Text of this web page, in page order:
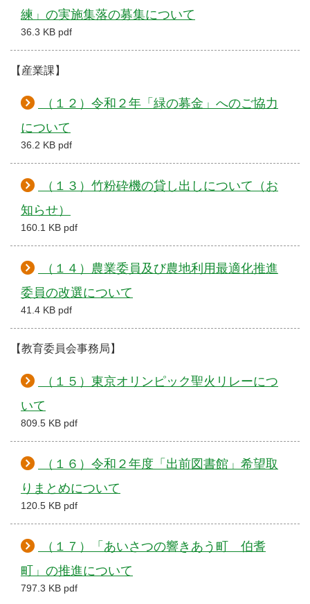
練」の実施集落の募集について
36.3 KB pdf
【産業課】
（１２）令和２年「緑の募金」へのご協力
について
36.2 KB pdf
（１３）竹粉砕機の貸し出しについて（お
知らせ）
160.1 KB pdf
（１４）農業委員及び農地利用最適化推進
委員の改選について
41.4 KB pdf
【教育委員会事務局】
（１５）東京オリンピック聖火リレーにつ
いて
809.5 KB pdf
（１６）令和２年度「出前図書館」希望取
りまとめについて
120.5 KB pdf
（１７）「あいさつの響きあう町 伯耆
町」の推進について
797.3 KB pdf